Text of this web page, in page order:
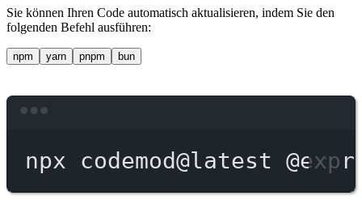
Sie können Ihren Code automatisch aktualisieren, indem Sie den
folgenden Befehl ausführen:
npm yarn pnpm bun
npx codemod@latest